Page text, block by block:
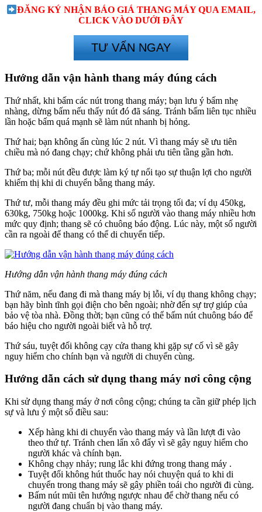
ĐĂNG KÝ NHẬN BÁO GIÁ THANG MÁY QUA EMAIL,
CLICK VÀO DƯỚI ĐÂY
TƯ VẤN NGAY
Hướng dẫn vận hành thang máy đúng cách
Thứ nhất, khi bấm các nút trong thang máy; bạn lưu ý bấm nhẹ
nhàng, dừng bấm nếu thấy nút đó đã sáng. Tránh bấm liên tục nhiều
lần hoặc bấm quá mạnh sẽ làm nút nhanh bị hỏng.
Thứ hai; bạn không ấn cùng lúc 2 nút. Vì thang máy sẽ ưu tiên
chiều mà nó đang chạy; chứ không phải ưu tiên tầng gần hơn.
Thứ ba; mỗi nút đều được làm ký tự nổi tạo sự thuận lợi cho người
khiếm thị khi di chuyển bằng thang máy.
Thứ tư, mỗi thang máy đều ghi mức tải trọng tối đa; ví dụ 450kg,
630kg, 750kg hoặc 1000kg. Khi số người vào thang máy nhiều hơn
mức quy định; thang sẽ có chuông báo động. Lúc này, một số người
cần ra ngoài để thang có thể di chuyển tiếp.
Hướng dẫn vận hành thang máy đúng cách
Thứ năm, nếu đang đi mà thang máy bị lỗi, ví dụ thang không chạy;
bạn hãy bình tĩnh gọi điện cho bên ngoài; nhờ đến sự trợ giúp của
bảo vệ tòa nhà. Đồng thời; bạn cũng có thể bấm nút chuông báo để
báo hiệu cho người ngoài biết và hỗ trợ.
Thứ sáu, tuyệt đối không cạy cửa thang khi gặp sự cố vì sẽ gây
nguy hiểm cho chính bạn và người di chuyển cùng.
Hướng dẫn cách sử dụng thang máy nơi công cộng
Khi sử dụng thang máy ở nơi công cộng; chúng ta cần giữ phép lịch
sự và lưu ý một số điều sau:
Xếp hàng khi di chuyển vào thang máy và lần lượt đi vào
theo thứ tự. Tránh chen lấn xô đẩy vì sẽ gây nguy hiểm cho
người khác và chính bạn.
Không chạy nhảy; rung lắc khi đứng trong thang máy .
Tuyệt đối không hút thuốc hay nói chuyện quá to khi di
chuyển trong thang máy sẽ gây phiền toái cho người đi cùng.
Bấm nút mũi tên hướng ngược nhau để chờ thang nếu có
người đang chuẩn bị vào thang máy.